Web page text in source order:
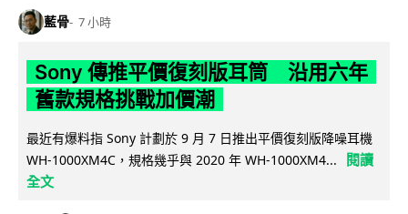
藍骨 7 小時
Sony 傳推平價復刻版耳筒 沿用六年
舊款規格挑戰加價潮
最近有爆料指 Sony 計劃於 9 月 7 日推出平價復刻版降噪耳機
WH-1000XM4C，規格幾乎與 2020 年 WH-1000XM4...
閱讀
全文